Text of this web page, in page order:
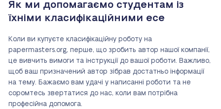
Як ми допомагаємо студентам із
їхніми класифікаційними есе
Коли ви купуєте класифікаційну роботу на
papermasters.org, перше, що зробить автор нашої компанії,
це вивчить вимоги та інструкції до вашої роботи. Важливо,
щоб ваш призначений автор зібрав достатньо інформації
на тему. Бажаємо вам удачі у написанні роботи та не
соромтесь звертатися до нас, коли вам потрібна
професійна допомога.